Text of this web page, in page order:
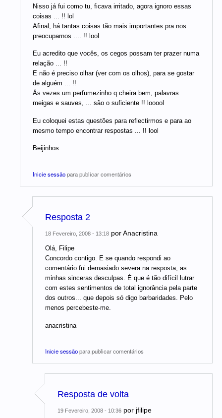
Nisso já fui como tu, ficava irritado, agora ignoro essas
coisas ... !! lol
Afinal, há tantas coisas tão mais importantes pra nos
preocuparnos .... !! lool
Eu acredito que vocês, os cegos possam ter prazer numa
relação ... !!
E não é preciso olhar (ver com os olhos), para se gostar
de alguém ... !!
Às vezes um perfumezinho q cheira bem, palavras
meigas e sauves, ... são o suficiente !! looool
Eu coloquei estas questões para reflectirmos e para ao
mesmo tempo encontrar respostas ... !! lool
Beijinhos
Inicie sessãopara publicar comentários
Resposta 2
18 Fevereiro, 2008 - 13:18 porAnacristina
Olá, Filipe
Concordo contigo. E se quando respondi ao
comentário fui demasiado severa na resposta, as
minhas sinceras desculpas. É que é tão difícil lutrar
com estes sentimentos de total ignorância pela parte
dos outros... que depois só digo barbaridades. Pelo
menos percebeste-me.
anacristina
Inicie sessãopara publicar comentários
Resposta de volta
19 Fevereiro, 2008 - 10:36 por jfilipe